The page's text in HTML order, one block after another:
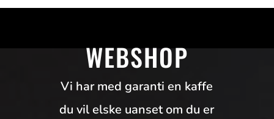
WEBSHOP
Vi har med garanti en kaffe
du vil elske uanset om du er